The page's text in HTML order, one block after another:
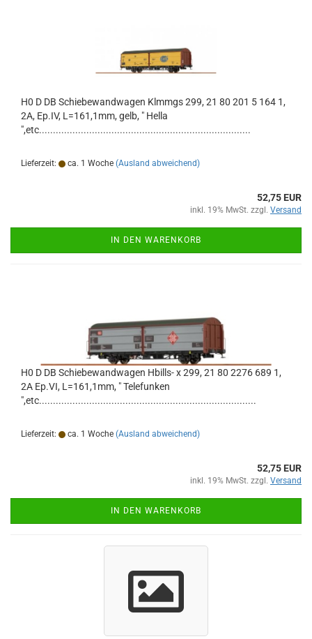
H0 D DB Schiebewandwagen Klmmgs 299, 21 80 201 5 164 1,
2A, Ep.IV, L=161,1mm, gelb, " Hella
",etc............................................................................
Lieferzeit: ca. 1 Woche (Ausland abweichend)
52,75 EUR
inkl. 19% MwSt. zzgl. Versand
IN DEN WARENKORB
H0 D DB Schiebewandwagen Hbills- x 299, 21 80 2276 689 1,
2A Ep.VI, L=161,1mm, " Telefunken
",etc..............................................................................
Lieferzeit: ca. 1 Woche (Ausland abweichend)
52,75 EUR
inkl. 19% MwSt. zzgl. Versand
IN DEN WARENKORB